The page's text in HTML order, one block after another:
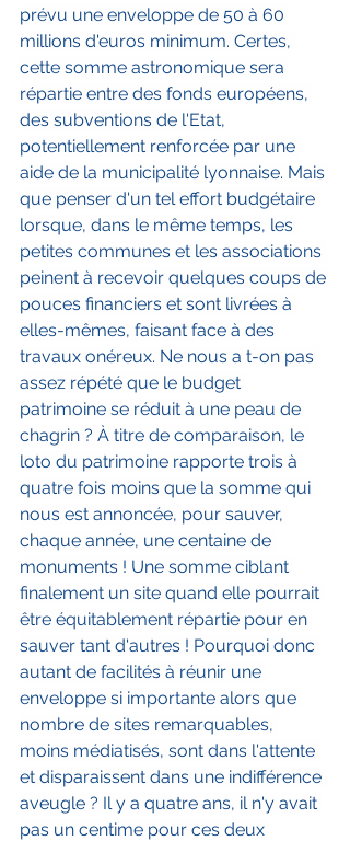
prévu une enveloppe de 50 à 60
millions d'euros minimum. Certes,
cette somme astronomique sera
répartie entre des fonds européens,
des subventions de l'Etat,
potentiellement renforcée par une
aide de la municipalité lyonnaise. Mais
que penser d'un tel effort budgétaire
lorsque, dans le même temps, les
petites communes et les associations
peinent à recevoir quelques coups de
pouces financiers et sont livrées à
elles-mêmes, faisant face à des
travaux onéreux. Ne nous a t-on pas
assez répété que le budget
patrimoine se réduit à une peau de
chagrin ? À titre de comparaison, le
loto du patrimoine rapporte trois à
quatre fois moins que la somme qui
nous est annoncée, pour sauver,
chaque année, une centaine de
monuments ! Une somme ciblant
finalement un site quand elle pourrait
être équitablement répartie pour en
sauver tant d'autres ! Pourquoi donc
autant de facilités à réunir une
enveloppe si importante alors que
nombre de sites remarquables,
moins médiatisés, sont dans l'attente
et disparaissent dans une indifférence
aveugle ? Il y a quatre ans, il n'y avait
pas un centime pour ces deux